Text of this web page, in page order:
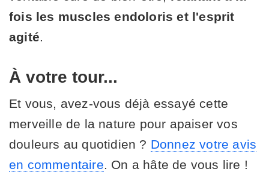
fois les muscles endoloris et l'esprit
agité.
À votre tour...
Et vous, avez-vous déjà essayé cette
merveille de la nature pour apaiser vos
douleurs au quotidien ? Donnez votre avis
en commentaire. On a hâte de vous lire !